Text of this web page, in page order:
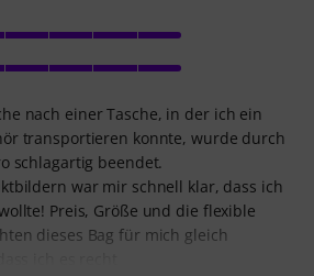
nach einer Tasche, in der ich ein
transportieren konnte, wurde durch
schlagartig beendet.
war mir schnell klar, dass ich
Preis, Größe und die flexible
dieses Bag für mich gleich